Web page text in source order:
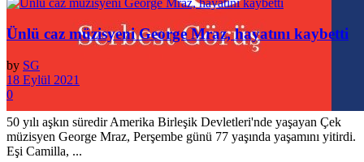
Ünlü caz müzisyeni George Mraz, hayatını kaybetti
by SG
18 Eylül 2021
0
50 yılı aşkın süredir Amerika Birleşik Devletleri'nde yaşayan Çek
müzisyen George Mraz, Perşembe günü 77 yaşında yaşamını yitirdi.
Eşi Camilla, ...